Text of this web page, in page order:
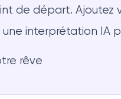
de départ.
interprétation IA
rêve